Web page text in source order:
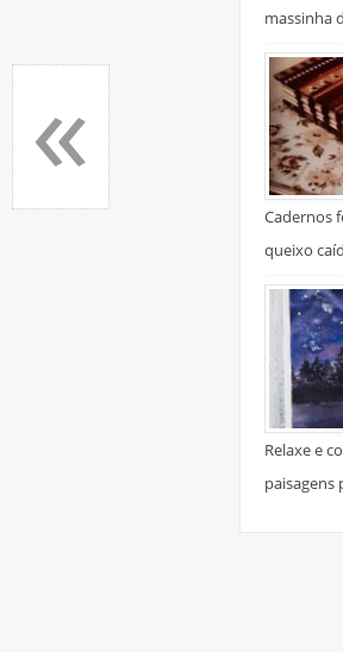
massinha
Cadernos
queixo
Relaxe e
paisagens
«